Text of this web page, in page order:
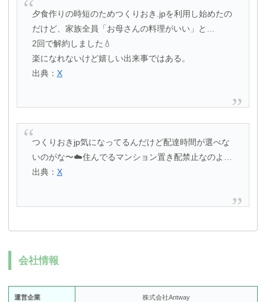
夕食作りの時短のためつくりおき.jpを利用し始めたの
だけど、家族全員「お母さんの料理がいい」と…
2回で解約しました💧
楽になれないけど嬉しい出来事ではある。
出典： X
つくりおきjp気になってるんだけど配達時間が選べな
いのがな〜☁️住んでるマンション置き配禁止なのよ…
出典： X
会社情報
運営企業 株式会社Antway